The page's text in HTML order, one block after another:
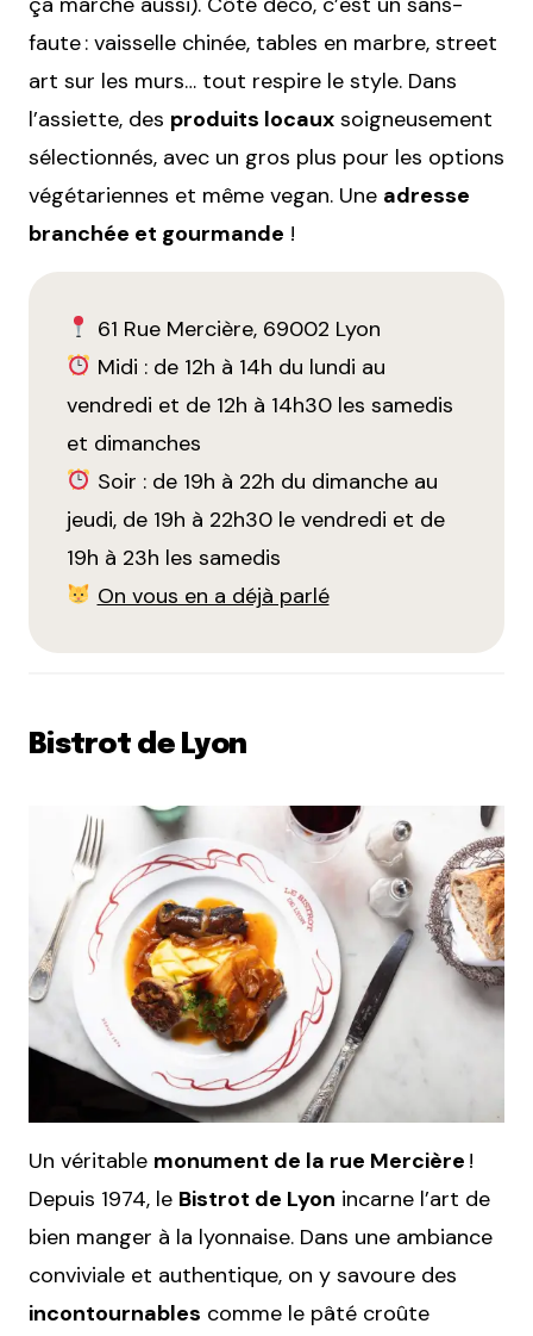
faute : vaisselle chinée, tables en marbre, street
art sur les murs… tout respire le style. Dans
l’assiette, des produits locaux soigneusement
sélectionnés, avec un gros plus pour les options
végétariennes et même vegan. Une adresse
branchée et gourmande !
61 Rue Mercière, 69002 Lyon
Midi : de 12h à 14h du lundi au
vendredi et de 12h à 14h30 les samedis
et dimanches
Soir : de 19h à 22h du dimanche au
jeudi, de 19h à 22h30 le vendredi et de
19h à 23h les samedis
On vous en a déjà parlé
Bistrot de Lyon
Un véritable monument de la rue Mercière !
Depuis 1974, le Bistrot de Lyon incarne l’art de
bien manger à la lyonnaise. Dans une ambiance
conviviale et authentique, on y savoure des
incontournables comme le pâté croûte